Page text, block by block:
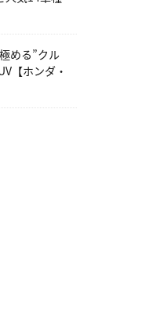
める”クル
【ホンダ・